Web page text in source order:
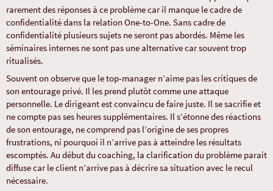
rarement des réponses à ce problème car il manque le cadre de
confidentialité dans la relation One-to-One. Sans cadre de
confidentialité plusieurs sujets ne seront pas abordés. Même les
séminaires internes ne sont pas une alternative car souvent trop
ritualisés.
Souvent on observe que le top-manager n’aime pas les critiques de
son entourage privé. Il les prend plutôt comme une attaque
personnelle. Le dirigeant est convaincu de faire juste. Il se sacrifie et
ne compte pas ses heures supplémentaires. Il s’étonne des réactions
de son entourage, ne comprend pas l’origine de ses propres
frustrations, ni pourquoi il n’arrive pas à atteindre les résultats
escomptés. Au début du coaching, la clarification du problème parait
diffuse car le client n’arrive pas à décrire sa situation avec le recul
nécessaire.